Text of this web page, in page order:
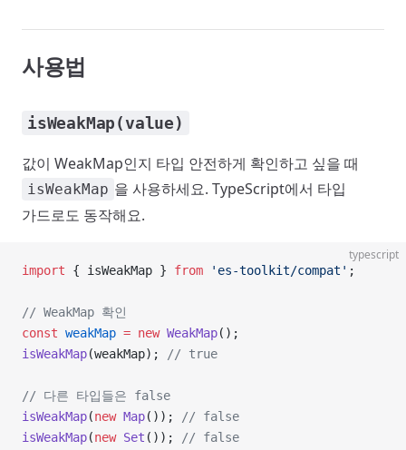
사용법
isWeakMap(value)
값이 WeakMap인지 타입 안전하게 확인하고 싶을 때
isWeakMap 을 사용하세요. TypeScript에서 타입
가드로도 동작해요.
typescript
import { isWeakMap } from 'es-toolkit/compat' ;
// WeakMap 확인
const weakMap = new WeakMap();
isWeakMap(weakMap); // true
// 다른 타입들은 false
isWeakMap(new Map());
// false
isWeakMap(new Set ());
// false